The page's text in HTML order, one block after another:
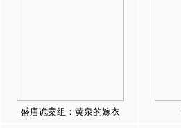
盛唐诡案组：黄泉的嫁衣